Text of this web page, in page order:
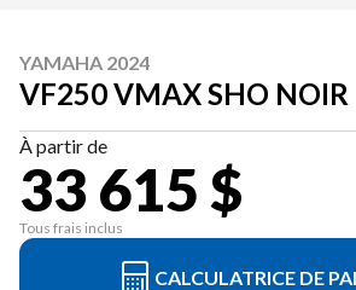
YAMAHA 2024
VF250 VMAX SHO NOIR
À partir de
33 615 $
Tous frais inclus
CALCULATRICE DE